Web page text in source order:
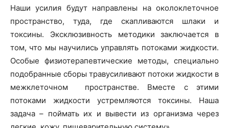
Наши усилия будут направлены на околоклеточное
пространство, туда, где скапливаются шлаки и
токсины. Эксклюзивность методики заключается в
том, что мы научились управлять потоками жидкости.
Особые физиотерапевтические методы, специально
подобранные сборы травусиливают потоки жидкости в
межклеточном пространстве. Вместе с этими
потоками жидкости устремляются токсины. Наша
задача – поймать их и вывести из организма через